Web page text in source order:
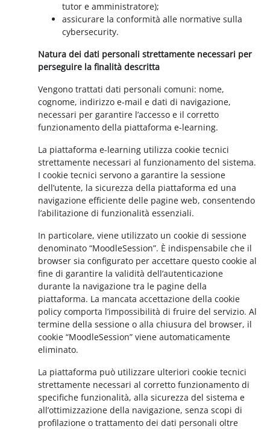
tutor e amministratore);
assicurare la conformità alle normative sulla
cybersecurity.
Natura dei dati personali strettamente necessari per
perseguire la finalità descritta
Vengono trattati dati personali comuni: nome,
cognome, indirizzo e-mail e dati di navigazione,
necessari per garantire l’accesso e il corretto
funzionamento della piattaforma e-learning.
La piattaforma e-learning utilizza cookie tecnici
strettamente necessari al funzionamento del sistema.
I cookie tecnici servono a garantire la sessione
dell’utente, la sicurezza della piattaforma ed una
navigazione efficiente delle pagine web, consentendo
l’abilitazione di funzionalità essenziali.
In particolare, viene utilizzato un cookie di sessione
denominato “MoodleSession”. È indispensabile che il
browser sia configurato per accettare questo cookie al
fine di garantire la validità dell’autenticazione
durante la navigazione tra le pagine della
piattaforma. La mancata accettazione della cookie
policy comporta l’impossibilità di fruire del servizio. Al
termine della sessione o alla chiusura del browser, il
cookie “MoodleSession” viene automaticamente
eliminato.
La piattaforma può utilizzare ulteriori cookie tecnici
strettamente necessari al corretto funzionamento di
specifiche funzionalità, alla sicurezza del sistema e
all’ottimizzazione della navigazione, senza scopi di
profilazione o trattamento dei dati personali oltre